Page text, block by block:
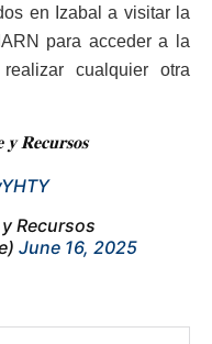
en Izabal a visitar la
para acceder a la
cualquier otra
𝐲 𝐑𝐞𝐜𝐮𝐫𝐬𝐨𝐬
Recursos
June 16, 2025